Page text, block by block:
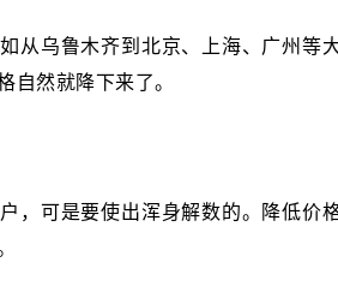
从乌鲁木齐到北京、上海、广州等
自然就降下来了。
，可是要使出浑身解数的。降低价